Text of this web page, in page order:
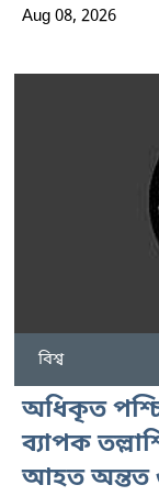
Aug 08, 2026
বিশ্ব
অধিকৃত
ব্যাপক
আহত অন্তত